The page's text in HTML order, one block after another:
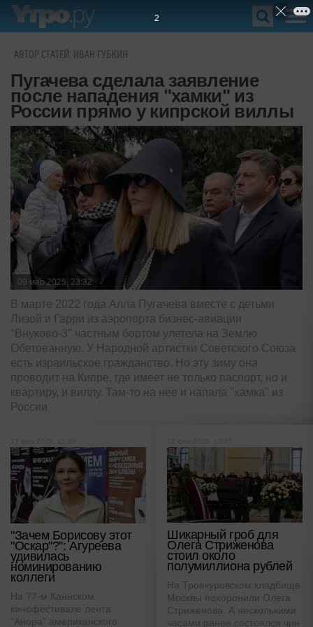
АВТОР СТАТЕЙ: ИВАН ГУБКИН
Пугачева сделала заявление
после нападения "хамки" из
России прямо у кипрской виллы
09 мар 2025, 23:32
В марте 2022 года Алла Пугачева вместе с детьми
Лизой и Гарри из аэропорта бизнес-авиации
"Внуково-3" частным бортом улетела на Землю
Обетованную. У Народной артистки Советского Союза
есть израильское гражданство. Но эту зиму она
проводит на Кипре, где имеет не только паспорт, но и
квартиру, и виллу. Там-то на нее и напала "хамка" из
России
"Зачем Борисову этот
"Оскар"?": Агуреева
удивилась
номинированию
коллеги
На 77-м Каннском
кинофестивале лента
"Анора" американского
Шикарный гроб для
Олега Стриженова
стоил около
полумиллиона рублей
На Троекуровском кладбище
Москвы похоронили Олега
Стриженова. А несколькими
часами ранее состоялся чин
1